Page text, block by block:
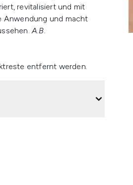
revitalisiert und mit
Anwendung und macht
A.B.
entfernt werden.